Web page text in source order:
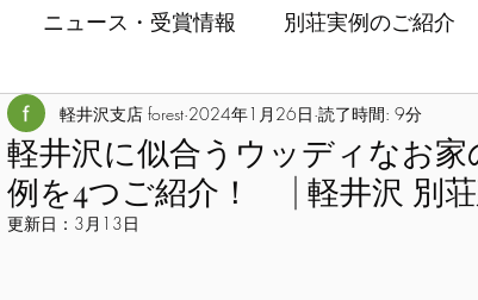
ニュース・受賞情報 別荘実例のご紹介
軽井沢に似合うウッディなお
例を4つご紹介！ | 軽井沢 別
軽井沢支店 forest 2024年1月26日 読了時間: 9分
更新日： 3月13日